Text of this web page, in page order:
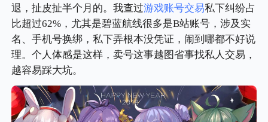
退，扯皮扯半个月的。我查过游戏账号交易私下纠纷占
比超过62%，尤其是碧蓝航线很多是B站账号，涉及实
名、手机号换绑，私下弄根本没凭证，闹到哪都不好说
理。个人体感是这样，卖号这事越图省事找私人交易，
越容易踩大坑。